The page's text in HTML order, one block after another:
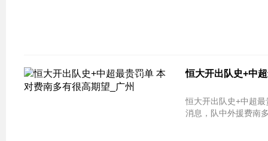
恒大开出队史+中
恒大开出队史+中超
消息，队中外援费南